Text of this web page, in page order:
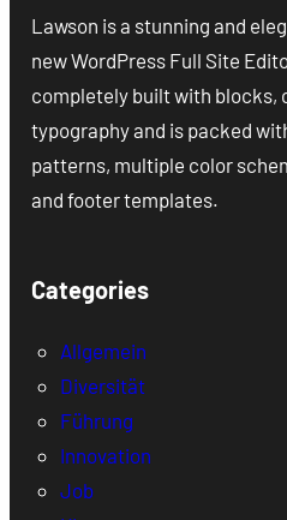
Lawson is a stunning and
new WordPress Full Site
completely built with blocks,
typography and is packed
patterns, multiple color
and footer templates.
Categories
Allgemein
Diversität
Führung
Innovation
Job